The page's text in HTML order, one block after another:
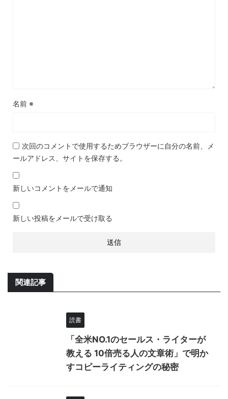
名前 ※
次回のコメントで使用するためブラウザーに自分の名前、メ
ールアドレス、サイトを保存する。
新しいコメントをメールで通知
新しい投稿をメールで受け取る
関連記事
読書
「全米NO.1のセールス・ライターが
教える 10倍売る人の文章術」で明か
すコピーライティングの秘密